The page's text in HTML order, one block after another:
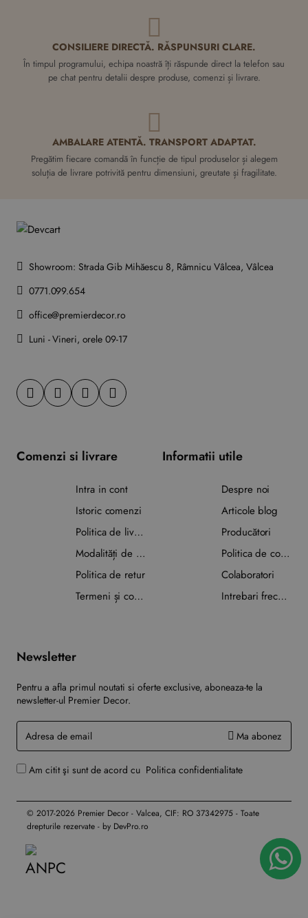
CONSILIERE DIRECTĂ. RĂSPUNSURI CLARE.
În timpul programului, echipa noastră îți răspunde direct la telefon sau
pe chat pentru detalii despre produse, comenzi și livrare.
AMBALARE ATENTĂ. TRANSPORT ADAPTAT.
Pregătim fiecare comandă în funcție de tipul produselor și alegem
soluția de livrare potrivită pentru dimensiuni, greutate și fragilitate.
Showroom: Strada Gib Mihăescu 8, Râmnicu Vâlcea, Vâlcea
0771.099.654
office@premierdecor.ro
Luni - Vineri, orele 09-17
Comenzi si livrare
Intra in cont
Istoric comenzi
Politica de livrare
Modalități de plată
Politica de retur
Termeni și condiții
Informatii utile
Despre noi
Articole blog
Producători
Politica de confidențialitate
Colaboratori
Intrebari frecvente
Newsletter
Pentru a afla primul noutati si oferte exclusive, aboneaza-te la
newsletter-ul Premier Decor.
Adresa
de
email
Ma abonez
Am citit şi sunt de acord cu Politica confidentialitate
© 2017-2026 Premier Decor - Valcea, CIF: RO 37342975 - Toate
drepturile rezervate - by DevPro.ro